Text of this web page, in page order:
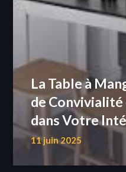
La Table à
de Convivialité
dans Votre
11 juin 2025